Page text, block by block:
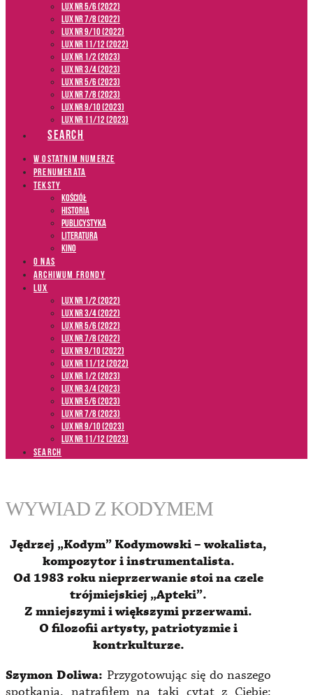
LUX NR 5/6 (2022)
LUX NR 7/8 (2022)
LUX nr 9/10 (2022)
LUX NR 11/12 (2022)
LUX NR 1/2 (2023)
LUX NR 3/4 (2023)
LUX NR 5/6 (2023)
LUX NR 7/8 (2023)
LUX NR 9/10 (2023)
LUX NR 11/12 (2023)
SEARCH
W OSTATNIM NUMERZE
PRENUMERATA
TEKSTY
Kościół
Historia
Publicystyka
Literatura
Kino
O NAS
ARCHIWUM FRONDY
LUX
LUX NR 1/2 (2022)
LUX NR 3/4 (2022)
LUX NR 5/6 (2022)
LUX NR 7/8 (2022)
LUX nr 9/10 (2022)
LUX NR 11/12 (2022)
LUX NR 1/2 (2023)
LUX NR 3/4 (2023)
LUX NR 5/6 (2023)
LUX NR 7/8 (2023)
LUX NR 9/10 (2023)
LUX NR 11/12 (2023)
SEARCH
WYWIAD Z KODYMEM
Jędrzej „Kodym” Kodymowski – wokalista,
kompozytor i instrumentalista.
Od 1983 roku nieprzerwanie stoi na czele
trójmiejskiej „Apteki”.
Z mniejszymi i większymi przerwami.
O filozofii artysty, patriotyzmie i
kontrkulturze.
Szymon Doliwa: Przygotowując się do naszego